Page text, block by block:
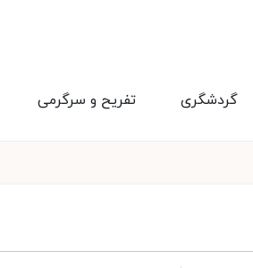
تفریح و سرگرمی گردشگری